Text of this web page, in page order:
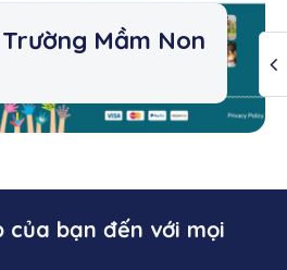
Mầm Non
của bạn đến với mọi